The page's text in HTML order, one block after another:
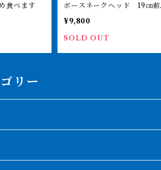
食べます
ボースネークヘッド 19㎝前
後 オルナティピンニス
¥9,800
SOLD OUT
リー